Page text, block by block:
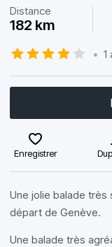
Distance
182 km
• 1
Enregistrer
Une jolie balade très
départ de Genève.
Une balade très